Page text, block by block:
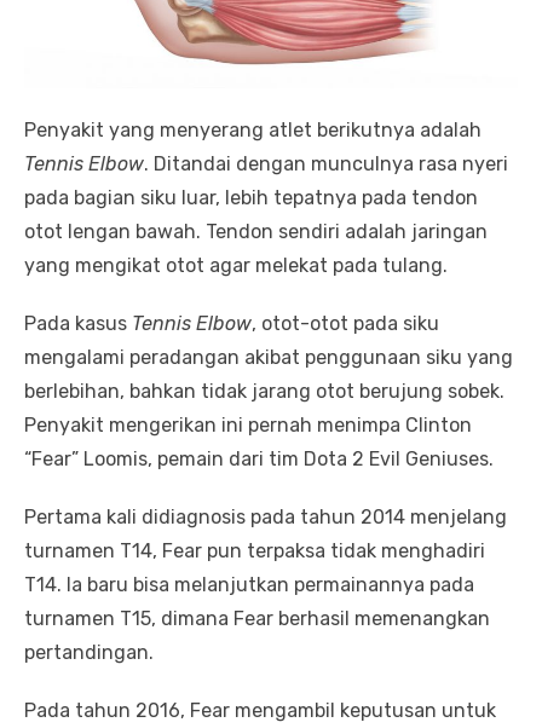
Penyakit yang menyerang atlet berikutnya adalah
Tennis Elbow. Ditandai dengan munculnya rasa nyeri
pada bagian siku luar, lebih tepatnya pada tendon
otot lengan bawah. Tendon sendiri adalah jaringan
yang mengikat otot agar melekat pada tulang.
Pada kasus Tennis Elbow, otot-otot pada siku
mengalami peradangan akibat penggunaan siku yang
berlebihan, bahkan tidak jarang otot berujung sobek.
Penyakit mengerikan ini pernah menimpa Clinton
“Fear” Loomis, pemain dari tim Dota 2 Evil Geniuses.
Pertama kali didiagnosis pada tahun 2014 menjelang
turnamen T14, Fear pun terpaksa tidak menghadiri
T14. Ia baru bisa melanjutkan permainannya pada
turnamen T15, dimana Fear berhasil memenangkan
pertandingan.
Pada tahun 2016, Fear mengambil keputusan untuk